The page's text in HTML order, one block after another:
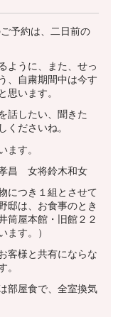
予約は、二日前の
ように、また、せっ
、自粛期間中は今す
思います。
話したい、聞きた
くださいね。
ます。
昌 女将鈴木和女
につき１組とさせて
邸は、お食事のとき
筒屋本館・旧館２２
ます。）
客様と共有にならな
。
部屋食で、全室換気